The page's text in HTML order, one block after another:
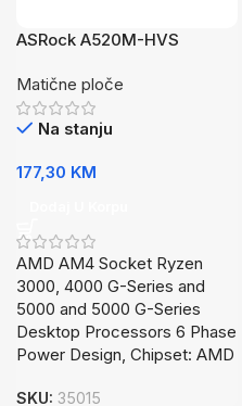
ASRock A520M-HVS
Matične ploče
Na stanju
177,30 KM
AMD AM4 Socket Ryzen
3000, 4000 G-Series and
5000 and 5000 G-Series
Desktop Processors 6 Phase
Power Design, Chipset: AMD
SKU: 35015